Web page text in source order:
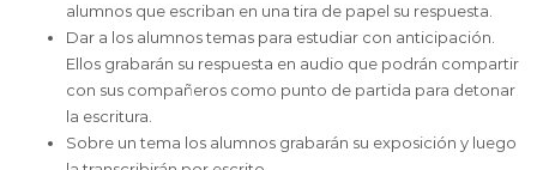
alumnos que escriban en una tira de papel su respuesta.
Dar a los alumnos temas para estudiar con anticipación.
Ellos grabarán su respuesta en audio que podrán compartir
con sus compañeros como punto de partida para detonar
la escritura.
Sobre un tema los alumnos grabarán su exposición y luego